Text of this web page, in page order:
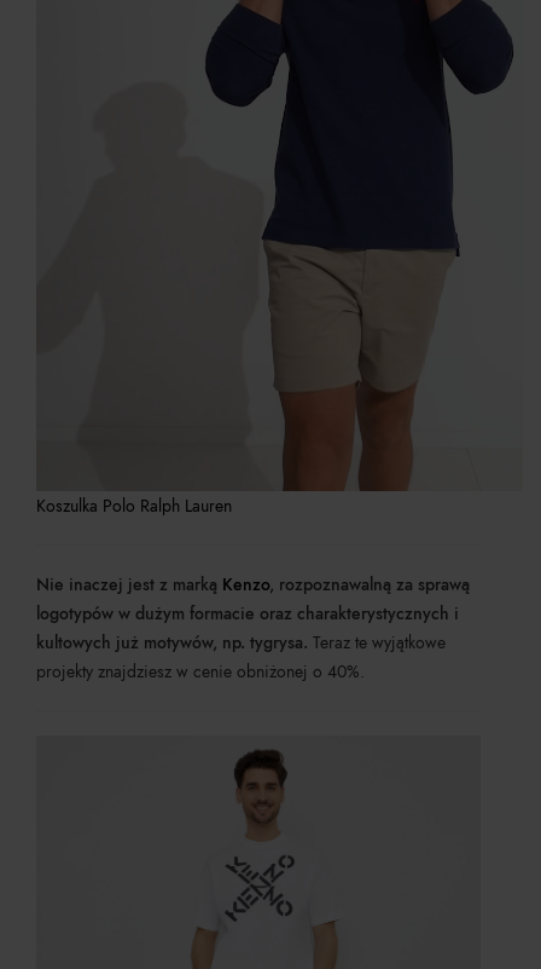
Koszulka Polo Ralph Lauren
Nie inaczej jest z marką Kenzo, rozpoznawalną za sprawą
logotypów w dużym formacie oraz charakterystycznych i
kultowych już motywów, np. tygrysa. Teraz te wyjątkowe
projekty znajdziesz w cenie obniżonej o 40%.